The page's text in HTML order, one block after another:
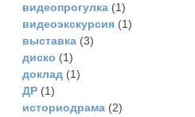
видеопрогулка (1)
видеоэкскурсия (1)
выставка (3)
диско (1)
доклад (1)
ДР (1)
историодрама (2)